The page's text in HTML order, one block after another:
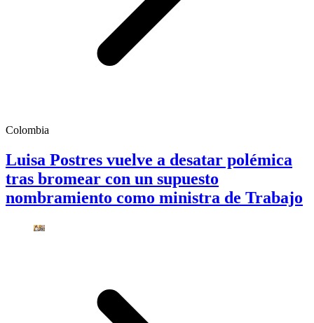
Colombia
Luisa Postres vuelve a desatar polémica
tras bromear con un supuesto
nombramiento como ministra de Trabajo